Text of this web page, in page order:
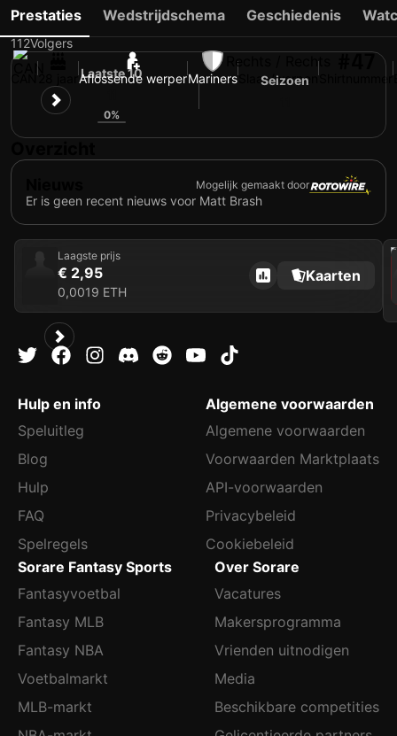
MATT BRASH
112Volgers
Aflossende werperMariners
Rechts / Rechts
Slaan/werpen
#47
Prestaties Wedstrijdschema Geschiedenis
Laatste 10
0%
Seizoen
Mogelijk gemaakt door
Er is geen recent nieuws voor Matt Brash
Laagste prijs
€ 2,95
0,0019 ETH
Kaarten
2026
Hulp en info
Speluitleg
Blog
Hulp
FAQ
Spelregels
Algemene voorwaarden
Algemene voorwaarden
Voorwaarden Marktplaats
API-voorwaarden
Privacybeleid
Cookiebeleid
Sorare Fantasy Sports
Fantasyvoetbal
Fantasy MLB
Fantasy NBA
Voetbalmarkt
MLB-markt
Over Sorare
Vacatures
Makersprogramma
Vrienden uitnodigen
Media
Beschikbare competities